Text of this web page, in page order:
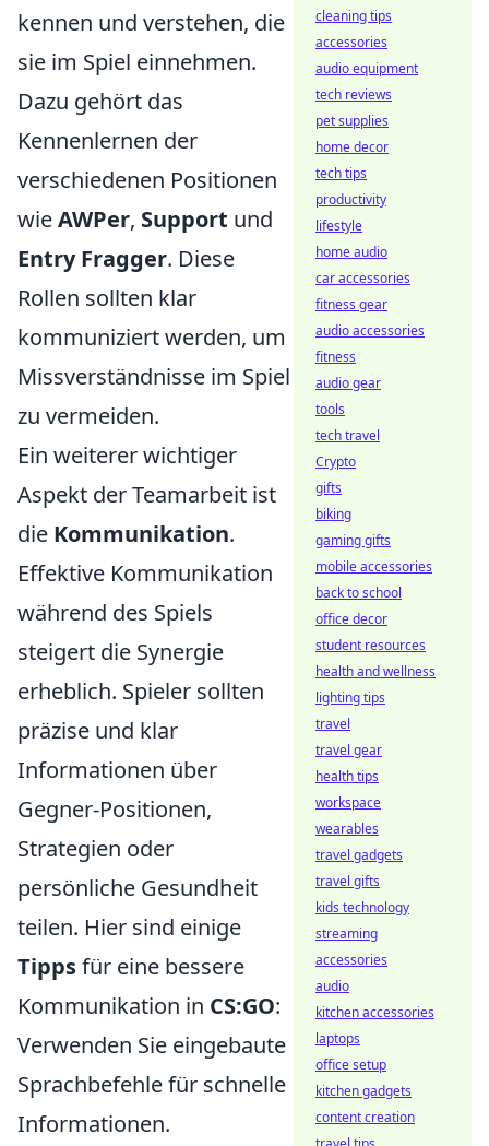
kennen und verstehen, die
sie im Spiel einnehmen.
Dazu gehört das
Kennenlernen der
verschiedenen Positionen
wieAWPer, Support und
Entry Fragger. Diese
Rollen sollten klar
kommuniziert werden, um
Missverständnisse im Spiel
zu vermeiden.
Ein weiterer wichtiger
Aspekt der Teamarbeit ist
die Kommunikation.
Effektive Kommunikation
während des Spiels
steigert die Synergie
erheblich. Spieler sollten
präzise und klar
Informationen über
Gegner-Positionen,
Strategien oder
persönliche Gesundheit
teilen. Hier sind einige
Tippsfür eine bessere
Kommunikation in CS:GO:
Verwenden Sie eingebaute
Sprachbefehle für schnelle
Informationen.
cleaning tips
accessories
audio equipment
tech reviews
pet supplies
home decor
tech tips
productivity
lifestyle
home audio
car accessories
fitness gear
audio accessories
fitness
audio gear
tools
tech travel
Crypto
gifts
biking
gaming gifts
mobile accessories
back to school
office decor
student resources
health and wellness
lighting tips
travel
travel gear
health tips
workspace
wearables
travel gadgets
travel gifts
kids technology
streaming
accessories
audio
kitchen accessories
laptops
office setup
kitchen gadgets
content creation